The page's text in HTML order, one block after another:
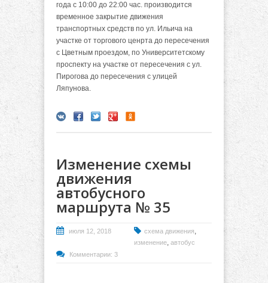
года с 10:00 до 22:00 час. производится
временное закрытие движения
транспортных средств по ул. Ильича на
участке от торгового ценрта до пересечения
с Цветным проездом, по Университетскому
проспекту на участке от пересечения с ул.
Пирогова до пересечения с улицей
Ляпунова.
Изменение схемы
движения
автобусного
маршрута № 35
июля 12, 2018 схема движения,
изменение, автобус
Комментарии: 3